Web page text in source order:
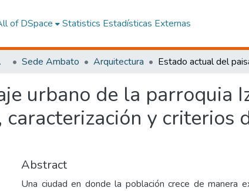
of DSpace Statistics Estadísticas Externas
Sede Ambato Arquitectura
urbano de la parroquia
y criterios
Abstract
Una ciudad en donde la población crece de manera